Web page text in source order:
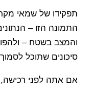
תפקידו של שמאי
התמונה הזו –
והמצב בשטח –
סיכונים שתוכל לסמוך
אם אתה לפני